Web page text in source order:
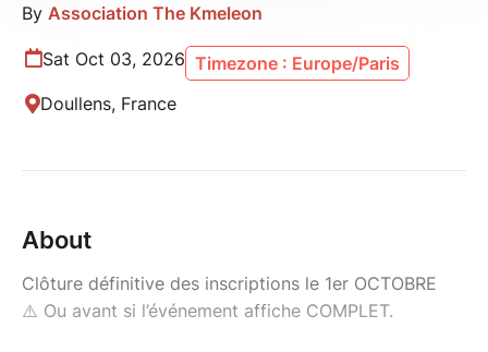
By Association The Kmeleon
Sat Oct 03, 2026 Timezone : Europe/Paris
Doullens, France
About
Clôture définitive des inscriptions le 1er OCTOBRE
⚠️ Ou avant si l’événement affiche COMPLET.